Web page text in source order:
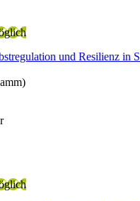
und Resilienz in